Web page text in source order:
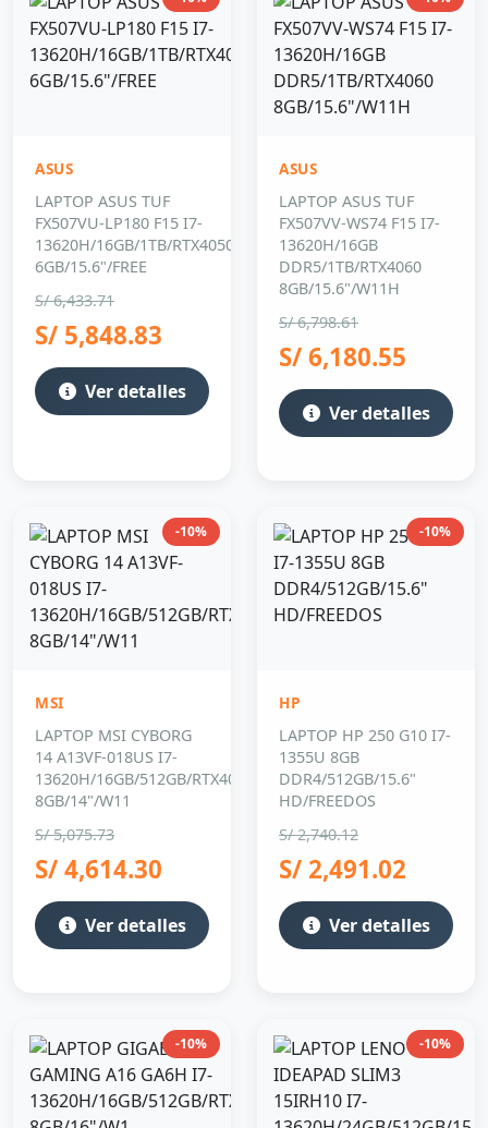
FX507VU-LP180 F15 I7-
6GB/15.6"/FREE
S/ 6,433.71
S/ 5,848.83
Ver detalles
ASUS
FX507VV-WS74 F15 I7-
DDR5/1TB/RTX4060
8GB/15.6"/W11H
S/ 6,798.61
S/ 6,180.55
Ver detalles
MSI
14 A13VF-018US I7-
8GB/14"/W11
S/ 5,075.73
S/ 4,614.30
Ver detalles
1355U 8GB
HD/FREEDOS
S/ 2,740.12
S/ 2,491.02
Ver detalles